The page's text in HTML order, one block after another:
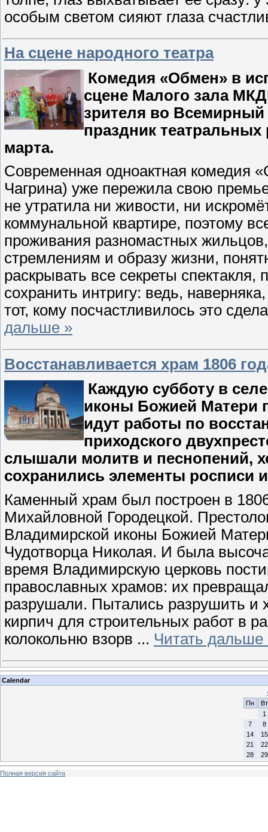
особым светом сияют глаза
На сцене народного театра
Комедия «Обмен» в
сцене Малого зала
зрителя во
праздник театральных
марта.
Современная одноактная комедия
Чагрина) уже пережила свою
не утратила ни живости, ни
коммунальной квартире, поэтому
проживания разномастных
стремлениям и образу жизни,
раскрывать все секреты
сохранить интригу: ведь,
тот, кому посчастливилось это
дальше »
Восстанавливается храм 1806
Каждую субботу в
иконы Божией Матери
идут работы по
приходского
слышали молитв и песнопений,
сохранились элементы росписи
Каменный храм был построен в
Михайловной Городецкой.
Владимирской иконы Божией
Чудотворца Николая. И была
время Владимирскую церковь
православных храмов: их
разрушали. Пытались разрушить и
кирпич для строительных работ в
колокольню взорв ... Читать дальше
Calendar
Пн
Вт
1
7
8
14
15
21
22
28
29
Полная версия сайта